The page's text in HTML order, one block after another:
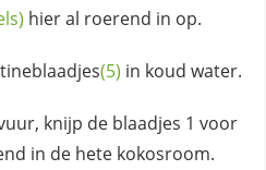
hier al roerend in op.
(5) in koud water.
knijp de blaadjes 1 voor
in de hete kokosroom.